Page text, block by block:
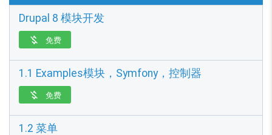
Drupal 8 模块开发
 免费
1.1 Examples模块，Symfony，控制器
 免费
1.2 菜单